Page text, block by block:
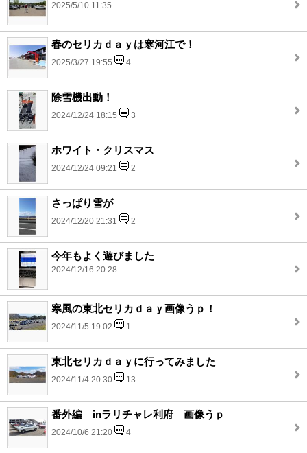
2025/5/10 11:35
春のセリカｄａｙは寒河江で！
2025/3/27 19:55 4
除雪機出動！
2024/12/24 18:15 3
ホワイト・クリスマス
2024/12/24 09:21 2
さっぱり雪が
2024/12/20 21:31 2
今年もよく遊びました
2024/12/16 20:28
寒風の東北セリカｄａｙ画像うｐ！
2024/11/5 19:02 1
東北セリカｄａｙに行ってみました
2024/11/4 20:30 13
番外編 inラリチャレ利府 画像うｐ
2024/10/6 21:20 4